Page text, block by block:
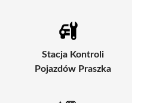
Stacja Kontroli
Pojazdów Praszka